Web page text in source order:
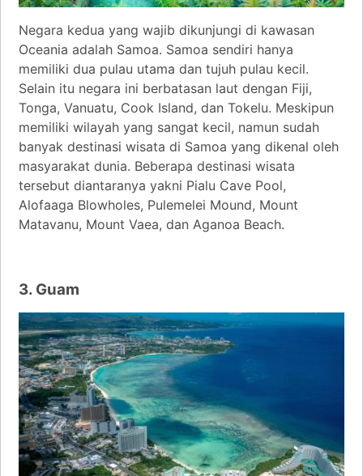
Negara kedua yang wajib dikunjungi di kawasan
Oceania adalah Samoa. Samoa sendiri hanya
memiliki dua pulau utama dan tujuh pulau kecil.
Selain itu negara ini berbatasan laut dengan Fiji,
Tonga, Vanuatu, Cook Island, dan Tokelu. Meskipun
memiliki wilayah yang sangat kecil, namun sudah
banyak destinasi wisata di Samoa yang dikenal oleh
masyarakat dunia. Beberapa destinasi wisata
tersebut diantaranya yakni Pialu Cave Pool,
Alofaaga Blowholes, Pulemelei Mound, Mount
Matavanu, Mount Vaea, dan Aganoa Beach.
3. Guam